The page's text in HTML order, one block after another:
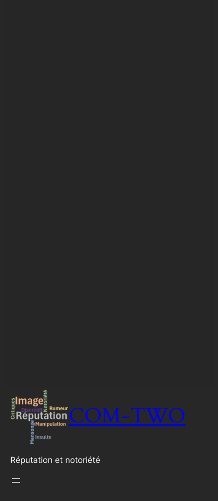
COM-TWO
Réputation et notoriété